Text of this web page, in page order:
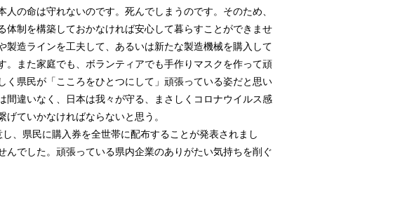
の命は守れないのです。死んでしまうのです。そのため、
制を構築しておかなければ安心して暮らすことができませ
造ラインを工夫して、あるいは新たな製造機械を購入して
また家庭でも、ボランティアでも手作りマスクを作って頑
県民が「こころをひとつにして」頑張っている姿だと思い
違いなく、日本は我々が守る、まさしくコロナウイルス感
ていかなければならないと思う。
、県民に購入券を全世帯に配布することが発表されまし
でした。頑張っている県内企業のありがたい気持ちを削ぐ